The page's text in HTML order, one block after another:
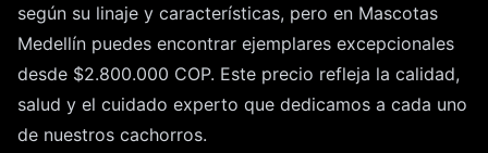
según su linaje y características, pero en Mascotas
Medellín puedes encontrar ejemplares excepcionales
desde $2.800.000 COP. Este precio refleja la calidad,
salud y el cuidado experto que dedicamos a cada uno
de nuestros cachorros.